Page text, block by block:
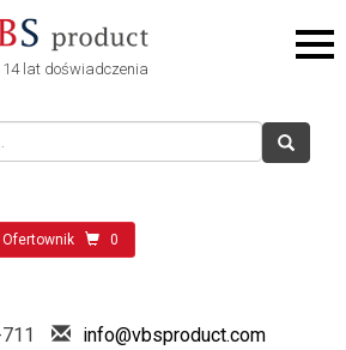
14 lat doświadczenia
Ofertownik 0
info@vbsproduct.com